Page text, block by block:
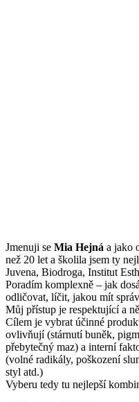
Jmenuji se Mia Hejná a jako
než 20 let a školila jsem ty
Juvena, Biodroga, Institut
Poradím komplexně – jak
odličovat, líčit, jakou mít
Můj přístup je respektující a
Cílem je vybrat účinné
ovlivňují (stárnutí buněk,
přebytečný maz) a interní
(volné radikály, poškození
styl atd.)
Vyberu tedy tu nejlepší